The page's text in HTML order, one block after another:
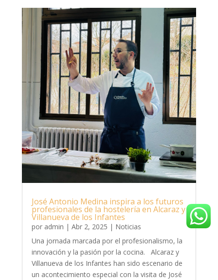
José Antonio Medina inspira a los futuros
profesionales de la hostelería en Alcaraz y
Villanueva de los Infantes
por admin | Abr 2, 2025 | Noticias
Una jornada marcada por el profesionalismo, la
innovación y la pasión por la cocina. Alcaraz y
Villanueva de los Infantes han sido escenario de
un acontecimiento especial con la visita de José